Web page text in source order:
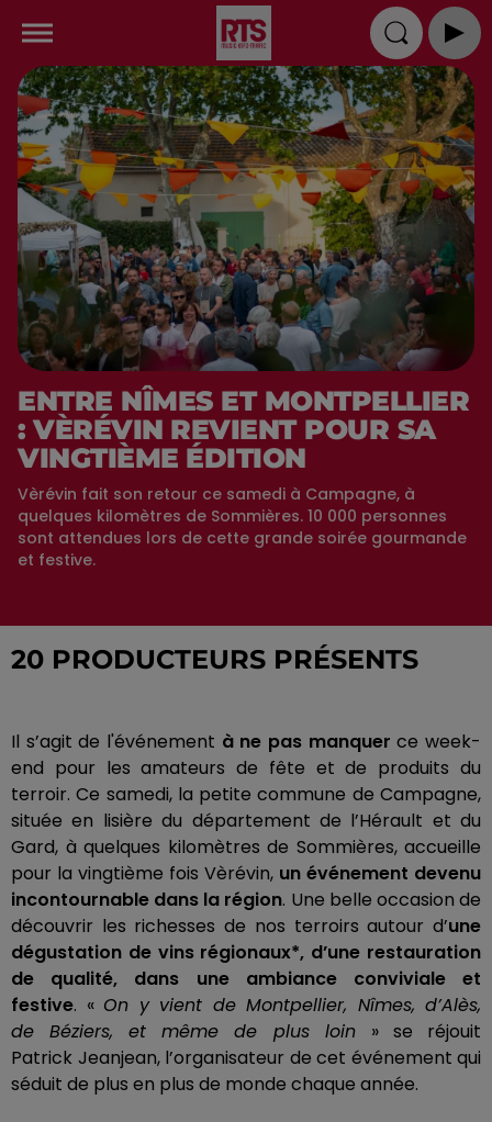
ENTRE NÎMES ET MONTPELLIER
: VÈRÉVIN REVIENT POUR SA
VINGTIÈME ÉDITION
Vèrévin fait son retour ce samedi à Campagne, à
quelques kilomètres de Sommières. 10 000 personnes
sont attendues lors de cette grande soirée gourmande
et festive.
20 PRODUCTEURS PRÉSENTS
Il s’agit de l'événement à ne pas manquerce week-
end pour les amateurs de fête et de produits du
terroir. Ce samedi, la petite commune de Campagne,
située en lisière du département de l’Hérault et du
Gard, à quelques kilomètres de Sommières, accueille
pour la vingtième fois Vèrévin, un événement devenu
incontournable dans la région. Une belle occasion de
découvrir les richesses de nos terroirs autour d’une
dégustation de vins régionaux*, d’une restauration
de qualité, dans une ambiance conviviale et
festive. « On y vient de Montpellier, Nîmes, d’Alès,
de Béziers, et même de plus loin » se réjouit
Patrick Jeanjean, l’organisateur de cet événement qui
séduit de plus en plus de monde chaque année.